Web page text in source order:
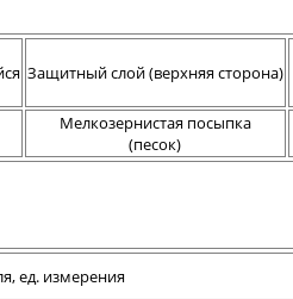
Защитный слой (верхняя сторона)
Мелкозернистая посыпка
(песок)
ед. измерения